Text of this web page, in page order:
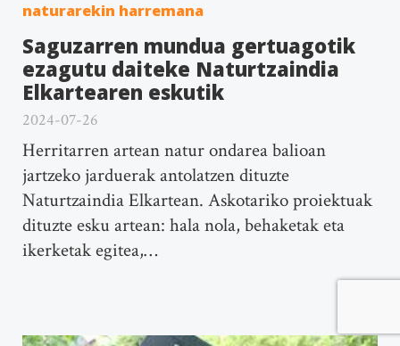
naturarekin harremana
Saguzarren mundua gertuagotik
ezagutu daiteke Naturtzaindia
Elkartearen eskutik
2024-07-26
Herritarren artean natur ondarea balioan
jartzeko jarduerak antolatzen dituzte
Naturtzaindia Elkartean. Askotariko proiektuak
dituzte esku artean: hala nola, behaketak eta
ikerketak egitea,…